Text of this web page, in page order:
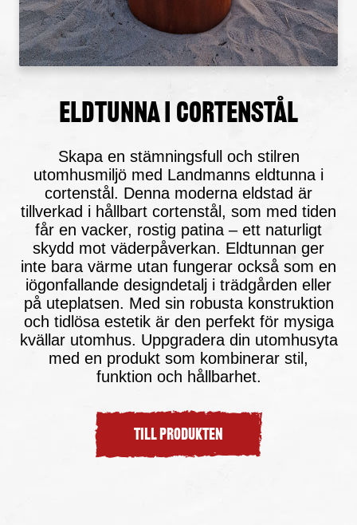
Eldtunna i Cortenstål
Skapa en stämningsfull och stilren
utomhusmiljö med Landmanns eldtunna i
cortenstål. Denna moderna eldstad är
tillverkad i hållbart cortenstål, som med tiden
får en vacker, rostig patina – ett naturligt
skydd mot väderpåverkan. Eldtunnan ger
inte bara värme utan fungerar också som en
iögonfallande designdetalj i trädgården eller
på uteplatsen. Med sin robusta konstruktion
och tidlösa estetik är den perfekt för mysiga
kvällar utomhus. Uppgradera din utomhusyta
med en produkt som kombinerar stil,
funktion och hållbarhet.
TILL PRODUKTEN